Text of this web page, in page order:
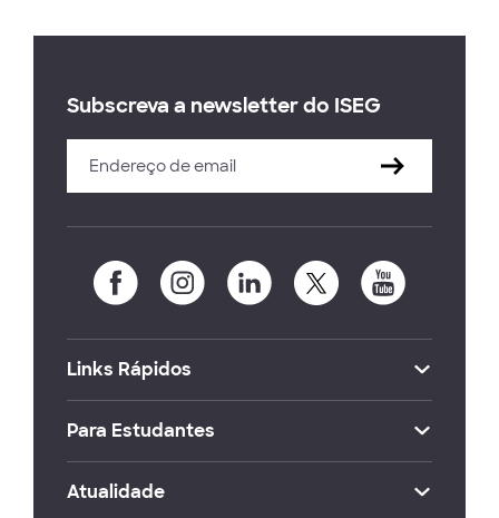
Subscreva a newsletter do ISEG
Links Rápidos
Para Estudantes
Atualidade